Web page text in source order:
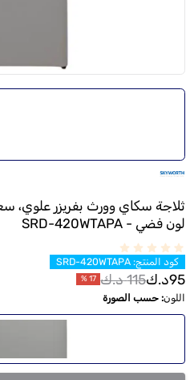
لون فضي - SRD-420WTAPA
كود المنتج:
SRD-420WTAPA
95د.ك115 د.ك 17
%
اللون: حسب الصورة